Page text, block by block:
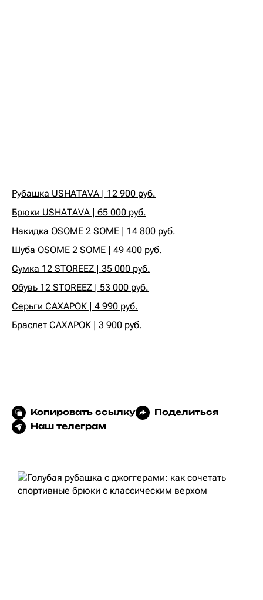
Рубашка USHATAVA | 12 900 руб.
Брюки USHATAVA | 65 000 руб.
‍Накидка OSOME 2 SOME | 14 800 руб.‍
‍Шуба OSOME 2 SOME | 49 400 руб.‍
Сумка 12 STOREEZ | 35 000 руб.
Обувь 12 STOREEZ | 53 000 руб.
Серьги САХАРОК | 4 990 руб.
Браслет САХАРОК | 3 900 руб.
Копировать ссылку
Поделиться
Наш телеграм